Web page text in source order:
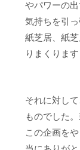
やパワーの
気持ちを引
紙芝居、紙
りまくりま
それに対し
ものでした
この企画を